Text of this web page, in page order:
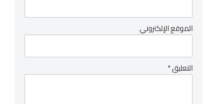
الموقع الإلكتروني
التعليق*